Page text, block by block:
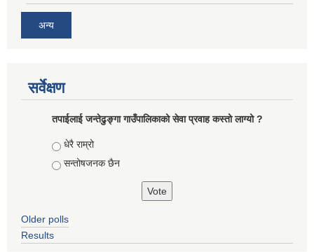
अन्य
सर्वेक्षण
तपाईलाई जन्तेढुङ्गा गाउँपालिकाको सेवा प्रवाह कस्तो लाग्यो ?
Choices
धेरै राम्रो
सन्तोषजनक छैन
Older polls
Results